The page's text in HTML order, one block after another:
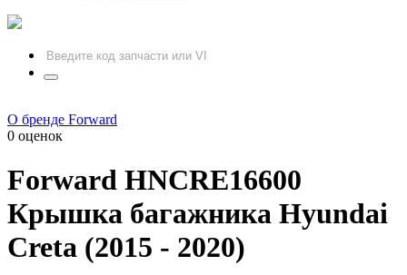
О бренде Forward
0 оценок
Forward HNCRE16600
Крышка багажника Hyundai
Creta (2015 - 2020)